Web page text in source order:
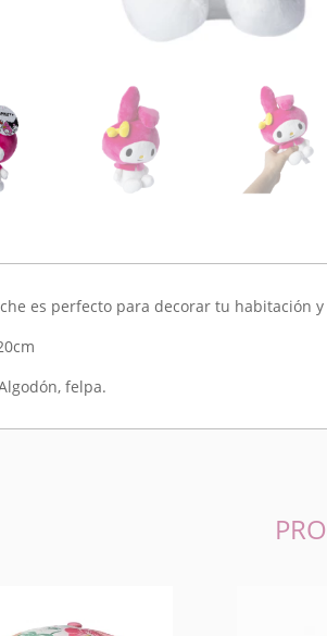
es perfecto para decorar tu habitación
felpa.